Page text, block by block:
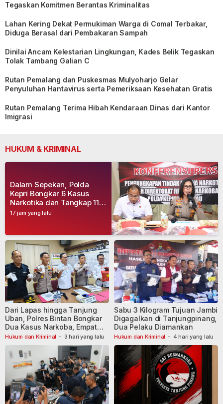
Tegaskan Komitmen Berantas Kriminalitas
Lahan Kering Dekat Permukiman Warga di Comal Terbakar,
Diduga Berasal dari Pembakaran Sampah
Dinilai Ancam Kelestarian Lingkungan, Kades Belik Tegaskan
Tolak Tambang Galian C
Rutan Pemalang dan Puskesmas Mulyoharjo Gelar
Penyuluhan Hantavirus serta Pemeriksaan Kesehatan Gratis
Rutan Pemalang Terima Hibah Kendaraan Dinas dari Kantor
Imigrasi
HUKUM & KRIMINAL
17 jam yang lalu
Dalam Sepekan, Polda
Kepri Bongkar 6 Kasus
Narkotika dan Tangkap 11
Tersangka
Hukum dan Kriminal - 3 hari yang lalu
Dari Lapas hingga Tanjung
Uban, Polres Bintan Bongkar
Dua Kasus Narkoba, Empat
Tersangka Dibekuk
Hukum dan Kriminal - 4 hari yang lalu
Sabu 3 Kilogram Tujuan Jambi
Digagalkan di Tanjungpinang,
Dua Pelaku Diamankan